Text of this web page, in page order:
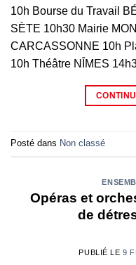
10h Bourse du Travail
SÈTE 10h30 Mairie
CARCASSONNE 10h
10h Théâtre NÎMES
Posté dans Non classé
Opéras et
de
PUBLIÉ LE9